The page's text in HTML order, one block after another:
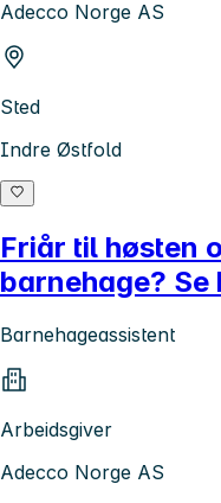
Adecco Norge AS
Sted
Indre Østfold
Friår til høsten
barnehage? Se
Barnehageassistent
Arbeidsgiver
Adecco Norge AS